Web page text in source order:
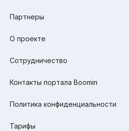
Партнеры
О проекте
Сотрудничество
Контакты портала Boomin
Политика конфиденциальности
Тарифы